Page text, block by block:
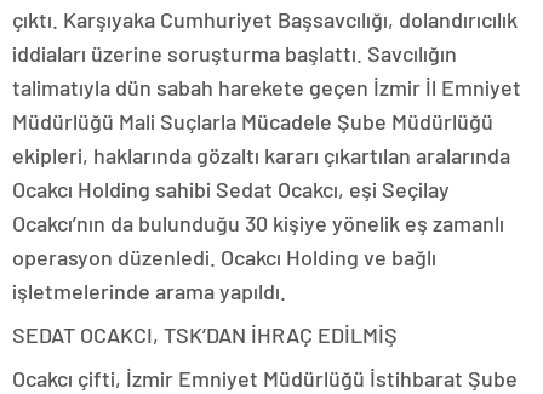
çıktı. Karşıyaka Cumhuriyet Başsavcılığı, dolandırıcılık
iddiaları üzerine soruşturma başlattı. Savcılığın
talimatıyla dün sabah harekete geçen İzmir İl Emniyet
Müdürlüğü Mali Suçlarla Mücadele Şube Müdürlüğü
ekipleri, haklarında gözaltı kararı çıkartılan aralarında
Ocakcı Holding sahibi Sedat Ocakcı, eşi Seçilay
Ocakcı’nın da bulunduğu 30 kişiye yönelik eş zamanlı
operasyon düzenledi. Ocakcı Holding ve bağlı
işletmelerinde arama yapıldı.
SEDAT OCAKCI, TSK’DAN İHRAÇ EDİLMİŞ
Ocakcı çifti, İzmir Emniyet Müdürlüğü İstihbarat Şube